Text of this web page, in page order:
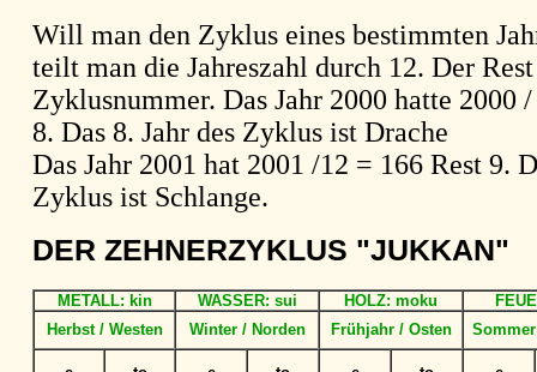
Will man den Zyklus eines bestimmten
teilt man die Jahreszahl durch 12. Der
Zyklusnummer. Das Jahr 2000 hatte 2000
8. Das 8. Jahr des Zyklus ist Drache
Das Jahr 2001 hat 2001 /12 = 166 Rest 9.
Zyklus ist Schlange.
DER ZEHNERZYKLUS "JUKKAN"
METALL: kin WASSER: sui HOLZ: moku
Herbst / Westen
Winter / Norden Frühjahr / Osten